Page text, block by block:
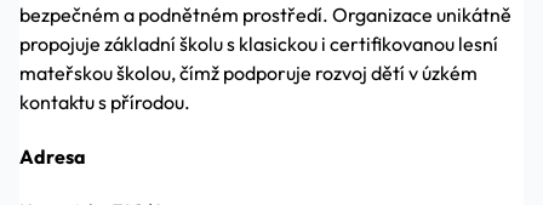
bezpečném a podnětném prostředí. Organizace unikátně
propojuje základní školu s klasickou i certifikovanou lesní
mateřskou školou, čímž podporuje rozvoj dětí v úzkém
kontaktu s přírodou.
Adresa